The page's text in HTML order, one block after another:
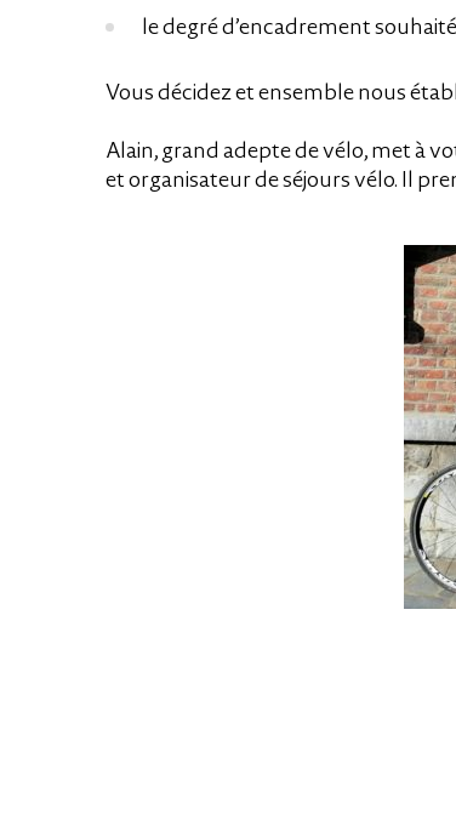
le degré d’encadrement
Vous décidez et ensemble nous
Alain, grand adepte de vélo, met à
et organisateur de séjours vélo. Il